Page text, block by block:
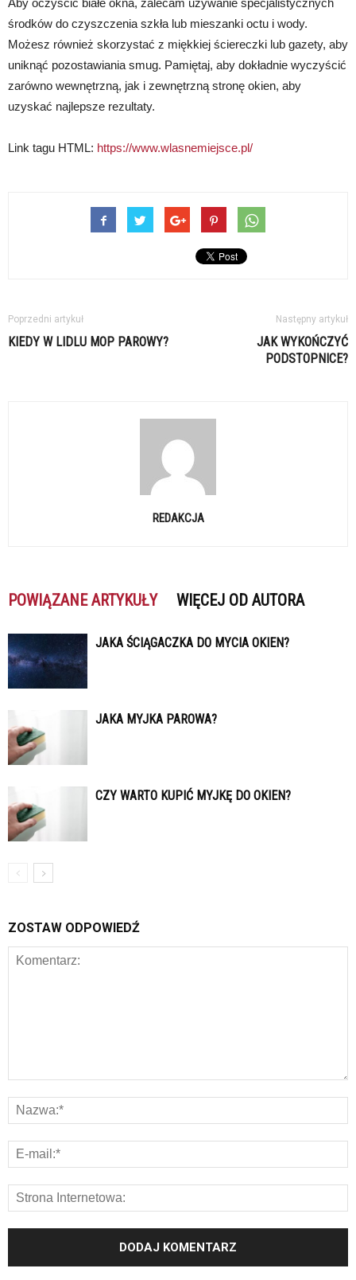
środków do czyszczenia szkła lub mieszanki octu i wody.
Możesz również skorzystać z miękkiej ściereczki lub gazety, aby
uniknąć pozostawiania smug. Pamiętaj, aby dokładnie wyczyścić
zarówno wewnętrzną, jak i zewnętrzną stronę okien, aby
uzyskać najlepsze rezultaty.
Link tagu HTML: https://www.wlasnemiejsce.pl/
Poprzedni artykuł
KIEDY W LIDLU MOP PAROWY?
Następny artykuł
JAK WYKOŃCZYĆ
PODSTOPNICE?
REDAKCJA
POWIĄZANE ARTYKUŁY WIĘCEJ OD AUTORA
JAKA ŚCIĄGACZKA DO MYCIA OKIEN?
JAKA MYJKA PAROWA?
CZY WARTO KUPIĆ MYJKĘ DO OKIEN?
ZOSTAW ODPOWIEDŹ